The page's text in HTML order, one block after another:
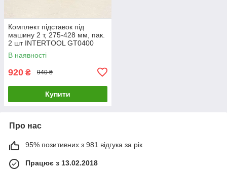
Комплект підставок під
машину 2 т, 275-428 мм, пак.
2 шт INTERTOOL GT0400
В наявності
920 ₴ 940 ₴
Купити
Про нас
95% позитивних з 981 відгука за рік
Працює з 13.02.2018